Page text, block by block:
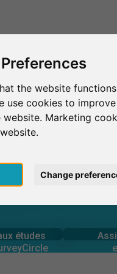
the website
use cookies to
website. Marketing
Change
River Forest
études
études